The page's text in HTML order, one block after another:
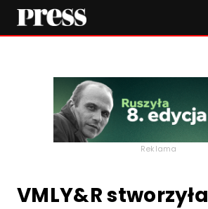
Reklama
VMLY&R stworzyła